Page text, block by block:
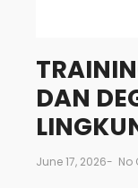
DAN
June 17, 2026- No